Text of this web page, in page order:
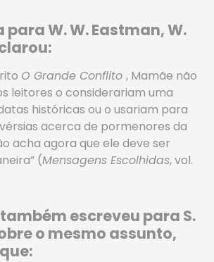
W. W. Eastman, W.
O Grande Conflito , Mamãe não
leitores o considerariam uma
históricas ou o usariam para
acerca de pormenores da
acha agora que ele deve ser
(Mensagens Escolhidas, vol.
também escreveu para S.
o mesmo assunto,